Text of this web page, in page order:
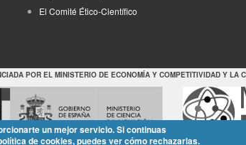
El Comité Ético-Científico
POR EL MINISTERIO DE ECONOMÍA Y COMPETITIVIDAD Y LA
un mejor servicio. Si continuas
de cookies, puedes ver cómo rechazarlas.